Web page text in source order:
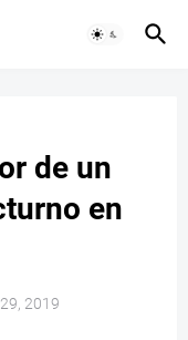
de un
en
2019